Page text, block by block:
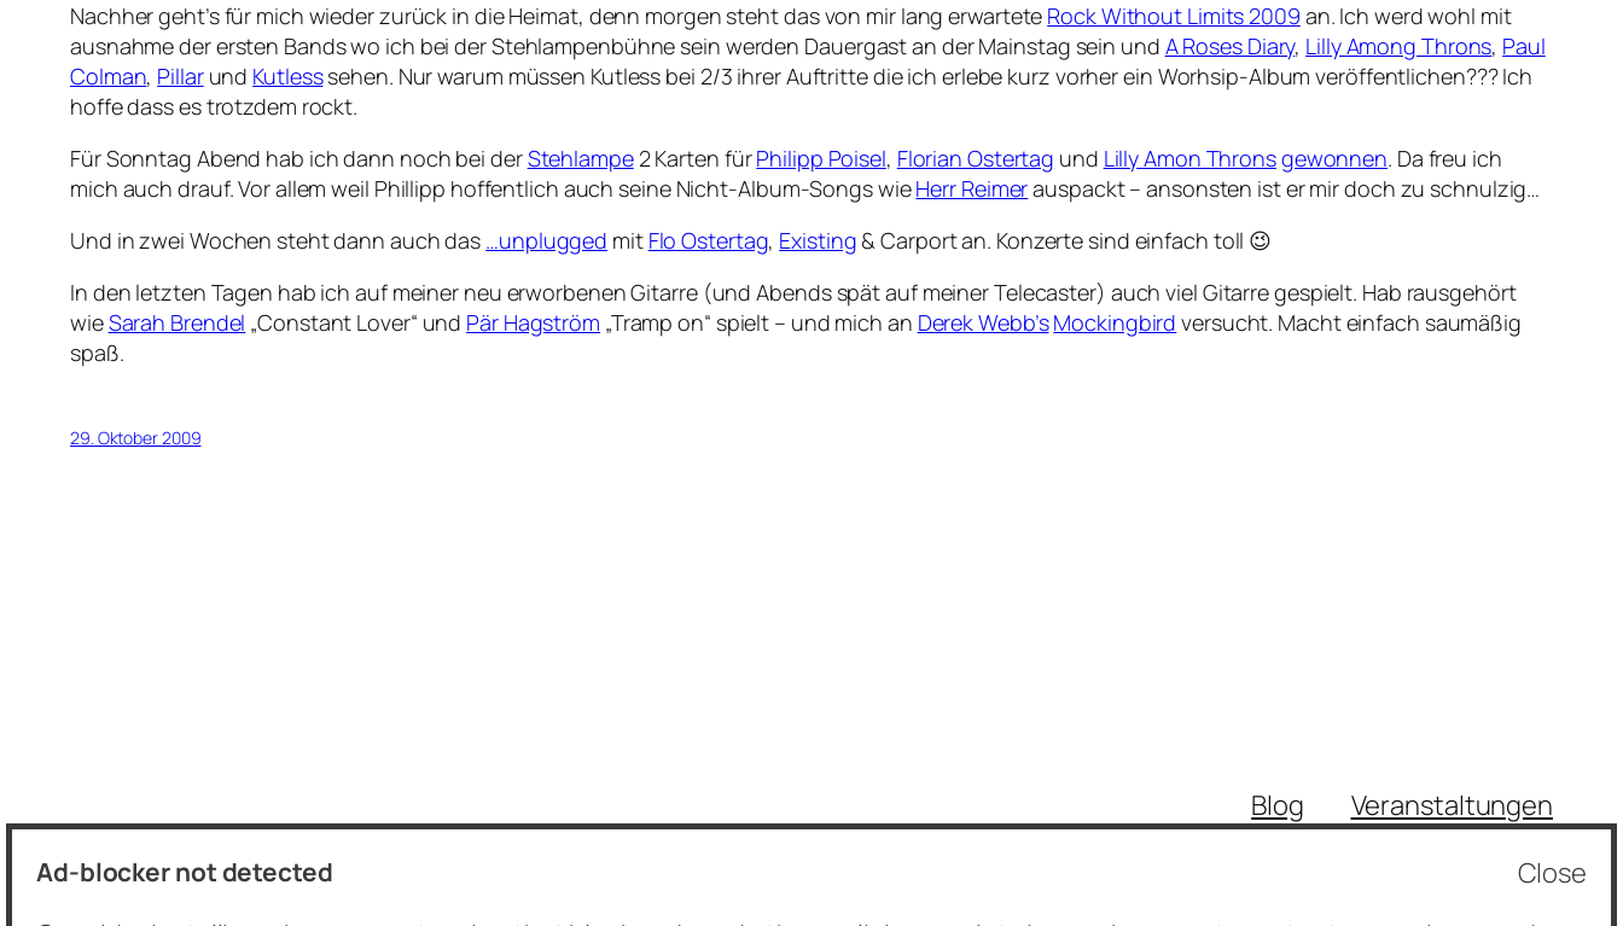
Nachher geht’s für mich wieder zurück in die Heimat, denn morgen steht das von mir lang erwartete Rock Without Limits 2009 an. Ich werd wohl mit
ausnahme der ersten Bands wo ich bei der Stehlampenbühne sein werden Dauergast an der Mainstag sein und A Roses Diary, Lilly Among Throns, Paul
Colman, Pillarund Kutlesssehen. Nur warum müssen Kutless bei 2/3 ihrer Auftritte die ich erlebe kurz vorher ein Worhsip-Album veröffentlichen??? Ich
hoffe dass es trotzdem rockt.
Für Sonntag Abend hab ich dann noch bei derStehlampe2 Karten fürPhilipp Poisel, Florian Ostertag und Lilly Amon Thronsgewonnen. Da freu ich
mich auch drauf. Vor allem weil Phillipp hoffentlich auch seine Nicht-Album-Songs wieHerr Reimerauspackt – ansonsten ist er mir doch zu schnulzig…
Und in zwei Wochen steht dann auch das …unplugged mit Flo Ostertag, Existing & Carport an. Konzerte sind einfach toll 😉
In den letzten Tagen hab ich auf meiner neu erworbenen Gitarre (und Abends spät auf meiner Telecaster) auch viel Gitarre gespielt. Hab rausgehört
wieSarah Brendel „Constant Lover“ und Pär Hagström „Tramp on“ spielt – und mich an Derek Webb’sMockingbird versucht. Macht einfach saumäßig
spaß.
29. Oktober 2009
langhaarschneider.net
Blog
Über
Veranstaltungen
Shop
Close
Ad-blocker not detected